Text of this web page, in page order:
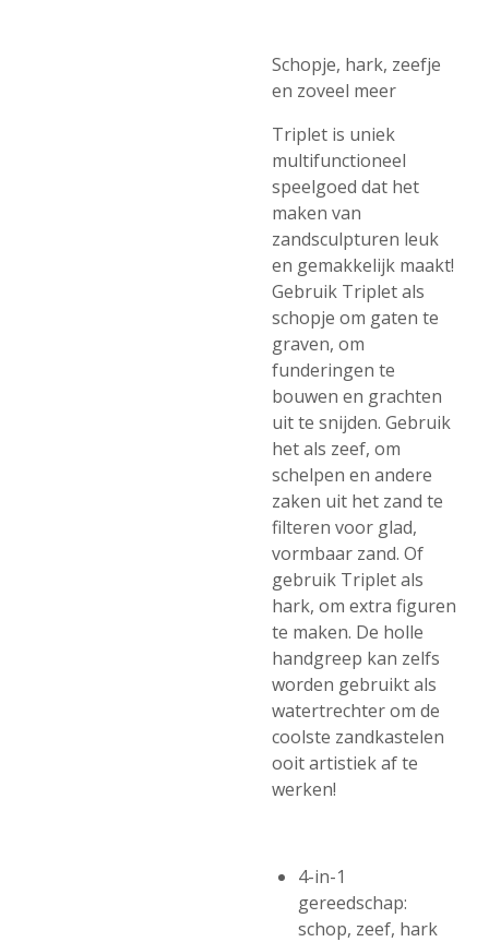
Schopje, hark, zeefje
en zoveel meer
Triplet is uniek
multifunctioneel
speelgoed dat het
maken van
zandsculpturen leuk
en gemakkelijk maakt!
Gebruik Triplet als
schopje om gaten te
graven, om
funderingen te
bouwen en grachten
uit te snijden. Gebruik
het als zeef, om
schelpen en andere
zaken uit het zand te
filteren voor glad,
vormbaar zand. Of
gebruik Triplet als
hark, om extra figuren
te maken. De holle
handgreep kan zelfs
worden gebruikt als
watertrechter om de
coolste zandkastelen
ooit artistiek af te
werken!
4-in-1
gereedschap:
schop, zeef, hark